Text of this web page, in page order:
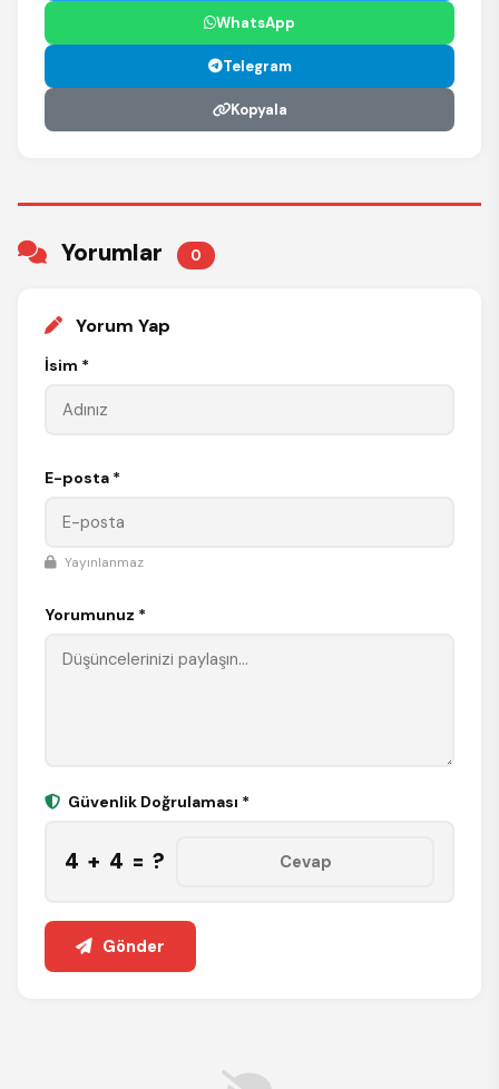
WhatsApp
Telegram
Kopyala
Yorumlar 0
Yorum Yap
İsim *
E-posta *
Yayınlanmaz
Yorumunuz *
Güvenlik Doğrulaması *
4 + 4 = ?
Gönder